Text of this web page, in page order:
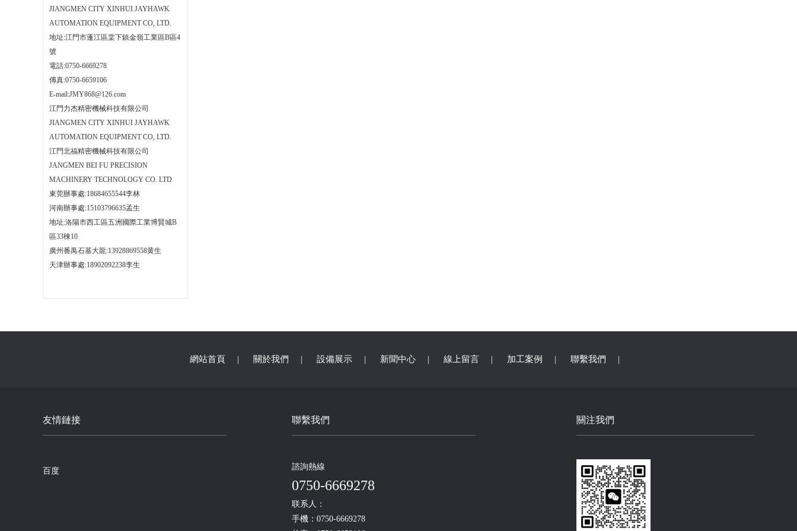
JIANGMEN CITY XINHUI JAYHAWK
AUTOMATION EQUIPMENT CO, LTD.
地址:江門市蓬江區棠下鎮金嶺工業區B區4
號
電話:0750-6669278
傳真:0750-6659106
E-mail:JMY868@126.com
江門力杰精密機械科技有限公司
JIANGMEN CITY XINHUI JAYHAWK
AUTOMATION EQUIPMENT CO, LTD.
江門北福精密機械科技有限公司
JANGMEN BEI FU PRECISION
MACHINERY TECHNOLOGY CO. LTD
東莞辦事處:18684655544李林
河南辦事處:15103796635孟生
地址:洛陽市西工區五洲國際工業博賢城B
區33棟10
廣州番禺石基大龍:13928869558黄生
天津辦事處:18902092238李生
網站首頁 | 關於我們 | 設備展示 | 新聞中心 | 線上留言 | 加工案例 | 聯繫我們 |
友情鏈接
百度
聯繫我們
諮詢熱線
0750-6669278
联系人：
手機：0750-6669278
關注我們